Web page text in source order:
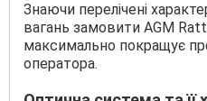
Знаючи перелічені
вагань замовити AGM
максимально покращує
оператора.